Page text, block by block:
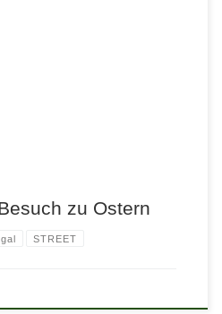
zu Ostern
STREET